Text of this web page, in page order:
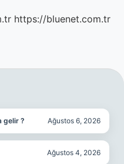
https://bluenet.com.tr
gelir ? Ağustos 6, 2026
Ağustos 4, 2026